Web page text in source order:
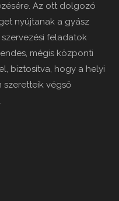
Az ott dolgozó
nyújtanak a gyász
feladatok
mégis központi
biztosítva, hogy a helyi
szeretteik végső